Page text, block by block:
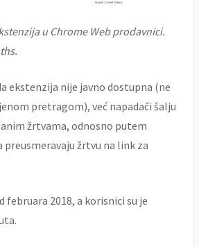
u Chrome Web prodavnici.
ekstenzija nije javno dostupna (ne
pretragom), već napadači šalju
žrtvama, odnosno putem
preusmeravaju žrtvu na link za
2018, a korisnici su je